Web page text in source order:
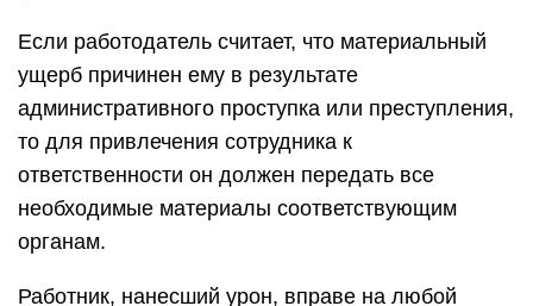
Если работодатель считает, что материальный
ущерб причинен ему в результате
административного проступка или преступления,
то для привлечения сотрудника к
ответственности он должен передать все
необходимые материалы соответствующим
органам.
Работник, нанесший урон, вправе на любой